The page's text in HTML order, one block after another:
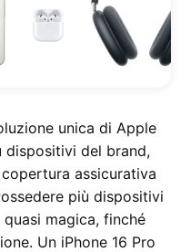
unica di Apple
dispositivi del brand,
assicurativa
più dispositivi
quasi magica, finché
Un iPhone 16 Pro